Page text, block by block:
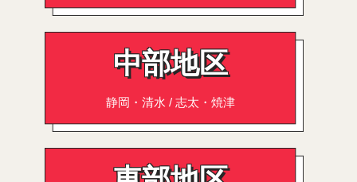
中部地区
静岡・清水 / 志太・焼津